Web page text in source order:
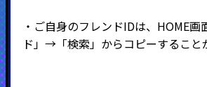
・ご自身のフレンドIDは、HOME画
ド」→「検索」からコピーすること